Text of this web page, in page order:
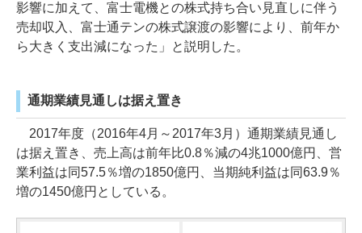
影響に加えて、富士電機との株式持ち合い見直しに伴う
売却収入、富士通テンの株式譲渡の影響により、前年か
ら大きく支出減になった」と説明した。
通期業績見通しは据え置き
2017年度（2016年4月～2017年3月）通期業績見通し
は据え置き、売上高は前年比0.8％減の4兆1000億円、営
業利益は同57.5％増の1850億円、当期純利益は同63.9％
増の1450億円としている。